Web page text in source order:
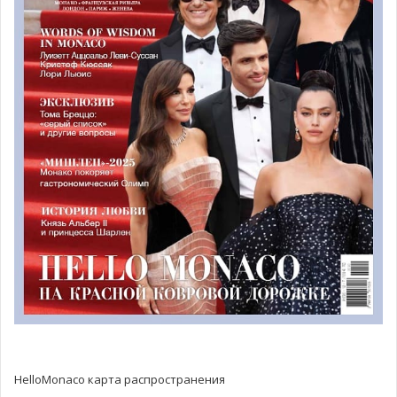
стойкой в первом ряду напротив открытой кухни и
наслаждаться процессом приготовления блюд.
Концепция заведения предлагает расслабленную
спокойную обстановку, располагающую к неформальным
обедам с друзьями и беседам за барной стойкой.
Изысканное меню
В меню холодные и горячие блюда от именитого шефа.
Некоторые позиции приготовлены на 100% из
растительных местных ингредиентов. Среди закусок вы
найдёте знаменитые креветки из Сан-Ремо, яйцо с
икрой Prunier и копчёными холодными сливками на
поджаренных гренках, сморчки на пару с фуа-гра, салат с
маслом. Паста и равиоли занимают почётное место в
HelloMonaco карта распространения